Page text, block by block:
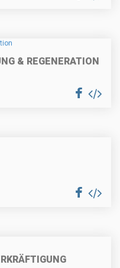
& REGENERATION